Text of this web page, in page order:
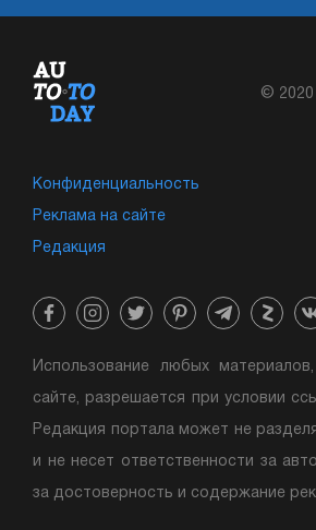
© 2020
Конфиденциальность
Реклама на сайте
Редакция
Использование любых
сайте, разрешается при условии
Редакция портала может не
и не несет ответственности за
за достоверность и содержание